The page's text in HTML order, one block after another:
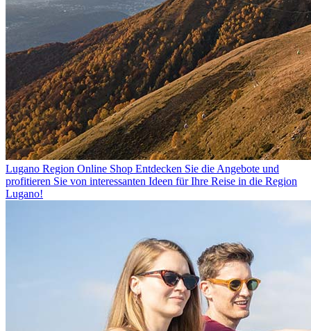
Lugano Region Online Shop Entdecken Sie die Angebote und
profitieren Sie von interessanten Ideen für Ihre Reise in die Region
Lugano!